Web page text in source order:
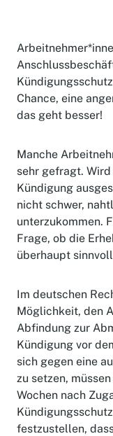
Chance, eine
das geht besser!
Manche
sehr gefragt.
Kündigung
nicht schwer,
unterzukommen.
Frage, ob die
überhaupt
Im deutschen
Möglichkeit, den
Abfindung zur
Kündigung vor
sich gegen eine
zu setzen,
Wochen nach
festzustellen,